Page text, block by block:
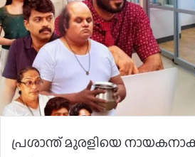
പ്രശാന്ത് മുരളിയെ